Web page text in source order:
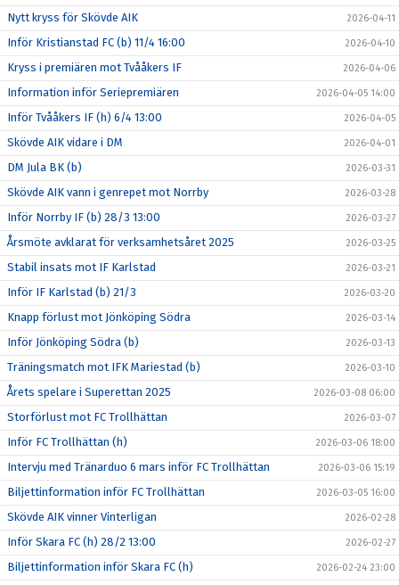
Nytt kryss för Skövde AIK 2026-04-11
Inför Kristianstad FC (b) 11/4 16:00 2026-04-10
Kryss i premiären mot Tvååkers IF 2026-04-06
Information inför Seriepremiären 2026-04-05 14:00
Inför Tvååkers IF (h) 6/4 13:00 2026-04-05
Skövde AIK vidare i DM 2026-04-01
DM Jula BK (b) 2026-03-31
Skövde AIK vann i genrepet mot Norrby 2026-03-28
Inför Norrby IF (b) 28/3 13:00 2026-03-27
Årsmöte avklarat för verksamhetsåret 2025 2026-03-25
Stabil insats mot IF Karlstad 2026-03-21
Inför IF Karlstad (b) 21/3 2026-03-20
Knapp förlust mot Jönköping Södra 2026-03-14
Inför Jönköping Södra (b) 2026-03-13
Träningsmatch mot IFK Mariestad (b) 2026-03-10
Årets spelare i Superettan 2025 2026-03-08 06:00
Storförlust mot FC Trollhättan 2026-03-07
Inför FC Trollhättan (h) 2026-03-06 18:00
Intervju med Tränarduo 6 mars inför FC Trollhättan 2026-03-06 15:19
Biljettinformation inför FC Trollhättan 2026-03-05 16:00
Skövde AIK vinner Vinterligan 2026-02-28
Inför Skara FC (h) 28/2 13:00 2026-02-27
Biljettinformation inför Skara FC (h) 2026-02-24 23:00